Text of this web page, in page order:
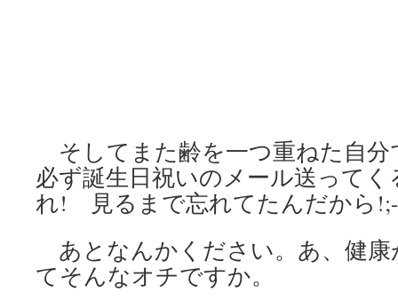
そしてまた齢を一つ重ねた自分
必ず誕生日祝いのメール送って
れ! 見るまで忘れてたんだから
あとなんかください。あ、健
てそんなオチですか。